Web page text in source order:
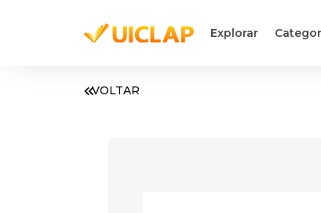
Explorar
VOLTAR